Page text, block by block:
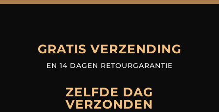
GRATIS VERZENDING
EN 14 DAGEN RETOURGARANTIE
ZELFDE DAG
VERZONDEN